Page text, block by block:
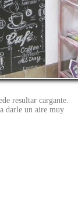
resultar cargante.
darle un aire muy